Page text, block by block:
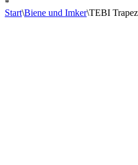
*
Start\Biene und Imker\TEBI